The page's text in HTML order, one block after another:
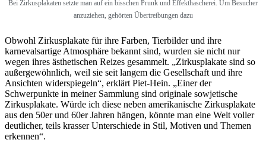
Bei Zirkusplakaten setzte man auf ein bisschen Prunk und Effekthascherei. Um Besucher
anzuziehen, gehörten Übertreibungen dazu
Obwohl Zirkusplakate für ihre Farben, Tierbilder und ihre
karnevalsartige Atmosphäre bekannt sind, wurden sie nicht nur
wegen ihres ästhetischen Reizes gesammelt. „Zirkusplakate sind so
außergewöhnlich, weil sie seit langem die Gesellschaft und ihre
Ansichten widerspiegeln“, erklärt Piet-Hein. „Einer der
Schwerpunkte in meiner Sammlung sind originale sowjetische
Zirkusplakate. Würde ich diese neben amerikanische Zirkusplakate
aus den 50er und 60er Jahren hängen, könnte man eine Welt voller
deutlicher, teils krasser Unterschiede in Stil, Motiven und Themen
erkennen“.